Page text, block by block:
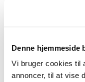
Denne hjemmeside
Vi bruger cookies til
annoncer, til at vise
medlemmer samt
Selve
Ti personer lod sig
råd. Heraf var der
Tillige blev der